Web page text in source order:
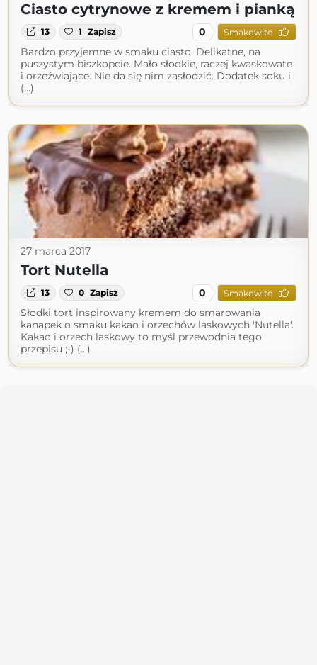
Ciasto cytrynowe z kremem i pianką
13 1 Zapisz 0 Smakowite
Bardzo przyjemne w smaku ciasto. Delikatne, na
puszystym biszkopcie. Mało słodkie, raczej kwaskowate
i orzeźwiające. Nie da się nim zasłodzić. Dodatek soku i
(...)
27 marca 2017
Tort Nutella
13 0 Zapisz 0 Smakowite
Słodki tort inspirowany kremem do smarowania
kanapek o smaku kakao i orzechów laskowych 'Nutella'.
Kakao i orzech laskowy to myśl przewodnia tego
przepisu ;-) (...)